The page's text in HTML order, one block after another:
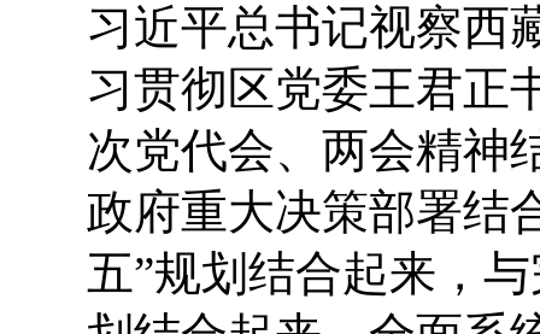
习近平总书记视察西
习贯彻区党委王君正
次党代会、 两会精神
政府重大决策部署结
五”规划结合起来，